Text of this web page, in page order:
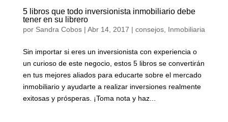
5 libros que todo inversionista inmobiliario debe
tener en su librero
por Sandra Cobos| Abr 14, 2017 | consejos, Inmobiliaria
Sin importar si eres un inversionista con experiencia o
un curioso de este negocio, estos 5 libros se convertirán
en tus mejores aliados para educarte sobre el mercado
inmobiliario y ayudarte a realizar inversiones realmente
exitosas y prósperas. ¡Toma nota y haz...